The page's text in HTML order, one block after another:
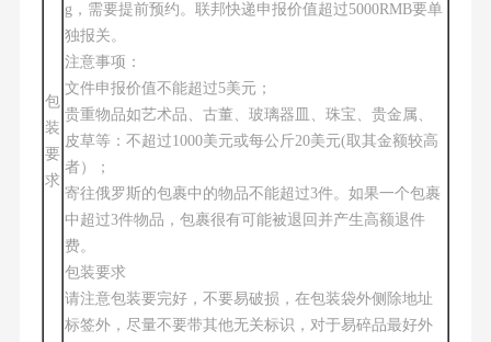
包
装
要
求
g，需要提前预约。联邦快递申报价值超过5000RMB要单
独报关。
注意事项：
文件申报价值不能超过5美元；
贵重物品如艺术品、古董、玻璃器皿、珠宝、贵金属、
皮草等：不超过1000美元或每公斤20美元(取其金额较高
者）；
寄往俄罗斯的包裹中的物品不能超过3件。如果一个包裹
中超过3件物品，包裹很有可能被退回并产生高额退件
费。
包装要求
请注意包装要完好，不要易破损，在包装袋外侧除地址
标签外，尽量不要带其他无关标识，对于易碎品最好外